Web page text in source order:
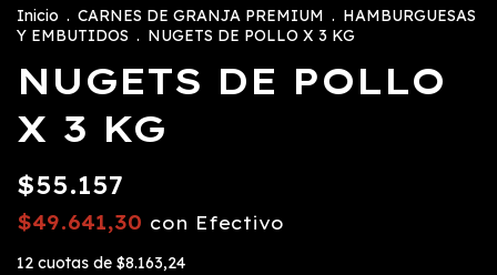
Inicio . CARNES DE GRANJA PREMIUM . HAMBURGUESAS
Y EMBUTIDOS . NUGETS DE POLLO X 3 KG
NUGETS DE POLLO
X 3 KG
$55.157
$49.641,30 con Efectivo
12 cuotas de $8.163,24